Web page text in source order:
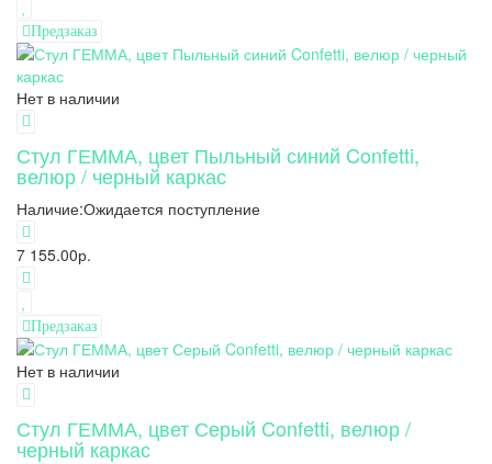
Предзаказ
Нет в наличии
Стул ГЕММА, цвет Пыльный синий Confetti,
велюр / черный каркас
Наличие:Ожидается поступление
7 155.00р.
Предзаказ
Нет в наличии
Стул ГЕММА, цвет Серый Confetti, велюр /
черный каркас